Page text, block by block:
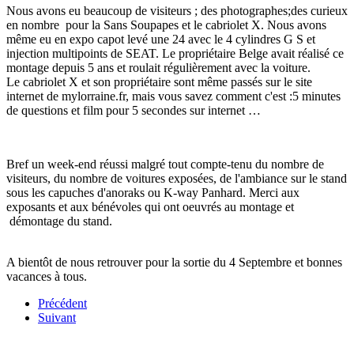
Nous avons eu beaucoup de visiteurs ; des photographes;des curieux
en nombre pour la Sans Soupapes et le cabriolet X. Nous avons
même eu en expo capot levé une 24 avec le 4 cylindres G S et
injection multipoints de SEAT. Le propriétaire Belge avait réalisé ce
montage depuis 5 ans et roulait régulièrement avec la voiture.
Le cabriolet X et son propriétaire sont même passés sur le site
internet de mylorraine.fr, mais vous savez comment c'est :5 minutes
de questions et film pour 5 secondes sur internet …
Bref un week-end réussi malgré tout compte-tenu du nombre de
visiteurs, du nombre de voitures exposées, de l'ambiance sur le stand
sous les capuches d'anoraks ou K-way Panhard. Merci aux
exposants et aux bénévoles qui ont oeuvrés au montage et
démontage du stand.
A bientôt de nous retrouver pour la sortie du 4 Septembre et bonnes
vacances à tous.
Précédent
Suivant